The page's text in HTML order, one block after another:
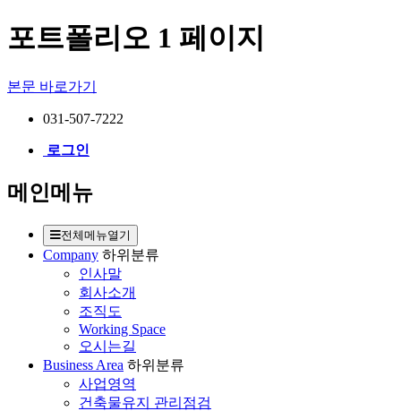
포트폴리오 1 페이지
본문 바로가기
031-507-7222
로그인
메인메뉴
전체메뉴열기
Company 하위분류
인사말
회사소개
조직도
Working Space
오시는길
Business Area 하위분류
사업영역
건축물유지 관리점검